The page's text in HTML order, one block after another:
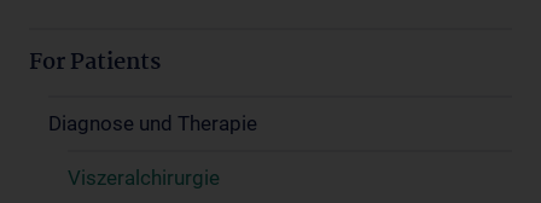
For Patients
Diagnose und Therapie
Viszeralchirurgie